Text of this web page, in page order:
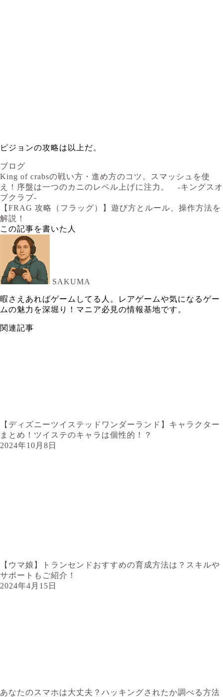
ピジョンの攻略は以上だ。
ブログ
King of crabsの戦い方・進め方のコツ。スマッシュを使
え！序盤は一つのカニのレベル上げに注力。 -キングスオ
ブクラブ-
【FRAG 攻略（フラッグ）】遊び方とルール、操作方法を
解説！
この記事を書いた人
SAKUMA
暇さえあればゲームしてる人。レアゲームや気になるゲー
ムの魅力を深堀り！マニア必見の情報基地です。
関連記事
【ディズニーツイステッドワンダーランド】キャラクター
まとめ！ツイステのキャラは個性的！？
2024年10月8日
【ウマ娘】トランセンドおすすめの育成方法は？スキルや
サポートもご紹介！
2024年4月15日
あなたのスマホは大丈夫？ハッキングされたか調べる方法